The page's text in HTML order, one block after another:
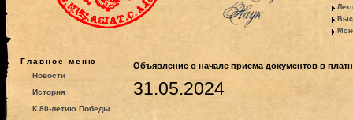
Главное меню
Новости
История
К 80-летию Победы
Объявление о начале приема документов в
31.05.2024